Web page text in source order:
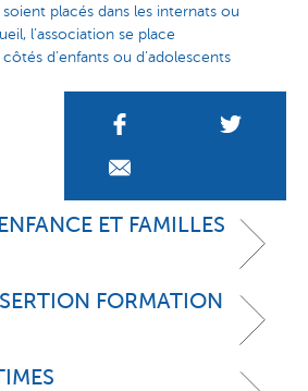
soient placés dans les internats ou
l’association se place
d’enfants ou d’adolescents
ET FAMILLES
FORMATION